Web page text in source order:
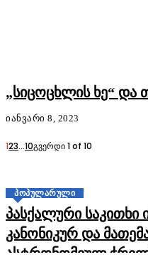
„სიცოცხლის ხე“ და
ᲘᲐᲜᲕᲐᲠᲘ 8, 2023
123...10გვერდი 1 of 10
ᲞᲝᲞᲣᲚᲐᲠᲣᲚᲘ
პასქალური
კანონიკურ და
ასტრონომიულ